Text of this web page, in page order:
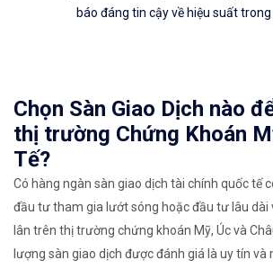
báo đáng tin cậy về hiệu suất trong
Chọn Sàn Giao Dịch nào
thị trường Chứng Khoán
Tế?
Có hàng ngàn sàn giao dịch tài chính quốc tế
đầu tư tham gia lướt sóng hoặc đầu tư lâu dài
lân trên thị trường chứng khoán Mỹ, Úc và
lượng sàn giao dịch được đánh giá là uy tín